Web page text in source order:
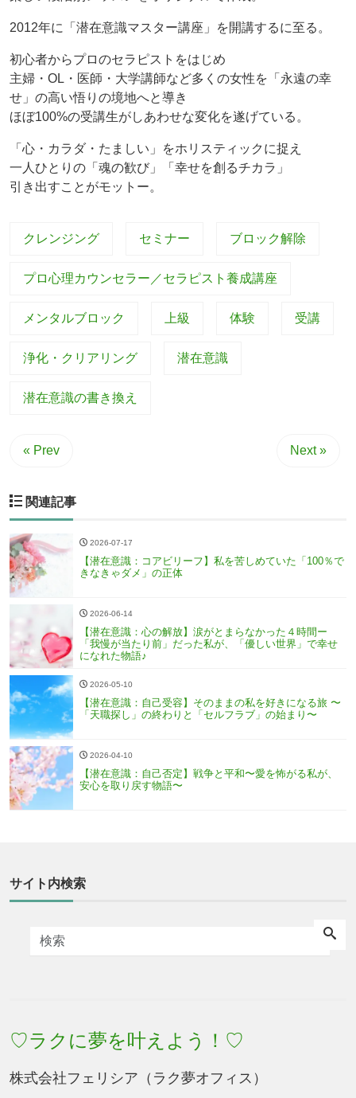
2012年に「潜在意識マスター講座」を開講するに至る。
初心者からプロのセラピストをはじめ
主婦・OL・医師・大学講師など多くの女性を「永遠の幸
せ」の高い悟りの境地へと導き
ほぼ100%の受講生がしあわせな変化を遂げている。
「心・カラダ・たましい」をホリスティックに捉え
一人ひとりの「魂の歓び」「幸せを創るチカラ」
引き出すことがモットー。
クレンジング セミナー ブロック解除
プロ心理カウンセラー／セラピスト養成講座
メンタルブロック 上級 体験 受講
浄化・クリアリング 潜在意識
潜在意識の書き換え
« Prev Next »
関連記事
2026-07-17
【潜在意識：コアビリーフ】私を苦しめていた「100％で
きなきゃダメ」の正体
2026-06-14
【潜在意識：心の解放】涙がとまらなかった４時間ー
「我慢が当たり前」だった私が、「優しい世界」で幸せ
になれた物語♪
2026-05-10
【潜在意識：自己受容】そのままの私を好きになる旅 〜
「天職探し」の終わりと「セルフラブ」の始まり〜
2026-04-10
【潜在意識：自己否定】戦争と平和〜愛を怖がる私が、
安心を取り戻す物語〜
サイト内検索
♡ラクに夢を叶えよう！♡
株式会社フェリシア（ラク夢オフィス）